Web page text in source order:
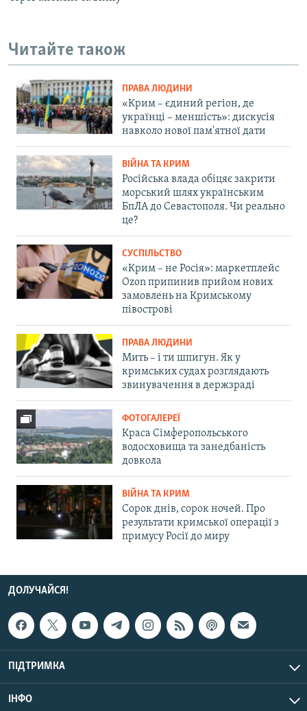
Читайте також
ПРАВА ЛЮДИНИ
«Крим – єдиний регіон, де
українці – меншість»: дискусія
навколо нової пам'ятної дати
ВІЙНА ТА КРИМ
Російська влада обіцяє закрити
морський шлях українським
БпЛА до Севастополя. Чи реально
це?
СУСПІЛЬСТВО
«Крим – не Росія»: маркетплейс
Ozon припинив прийом нових
замовлень на Кримському
півострові
ПРАВА ЛЮДИНИ
Мить – і ти шпигун. Як у
кримських судах розглядають
звинувачення в держзраді
ФОТОГАЛЕРЕЇ
Краса Сімферопольського
водосховища та занедбаність
довкола
ВІЙНА ТА КРИМ
Сорок днів, сорок ночей. Про
результати кримської операції з
примусу Росії до миру
ДОЛУЧАЙСЯ!
ПІДТРИМКА
ІНФО